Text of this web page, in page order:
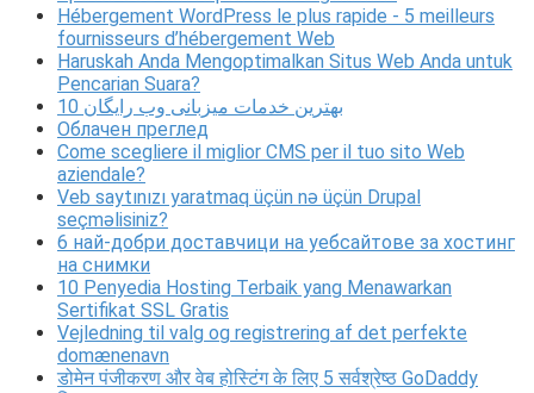
Hébergement WordPress le plus rapide - 5 meilleurs
fournisseurs d’hébergement Web
Haruskah Anda Mengoptimalkan Situs Web Anda untuk
Pencarian Suara?
10 بهترین خدمات میزبانی وب رایگان
Облачен преглед
Come scegliere il miglior CMS per il tuo sito Web
aziendale?
Veb saytınızı yaratmaq üçün nə üçün Drupal
seçməlisiniz?
6 най-добри доставчици на уебсайтове за хостинг
на снимки
10 Penyedia Hosting Terbaik yang Menawarkan
Sertifikat SSL Gratis
Vejledning til valg og registrering af det perfekte
domænenavn
डोमेन पंजीकरण और वेब होस्टिंग के लिए 5 सर्वश्रेष्ठ GoDaddy